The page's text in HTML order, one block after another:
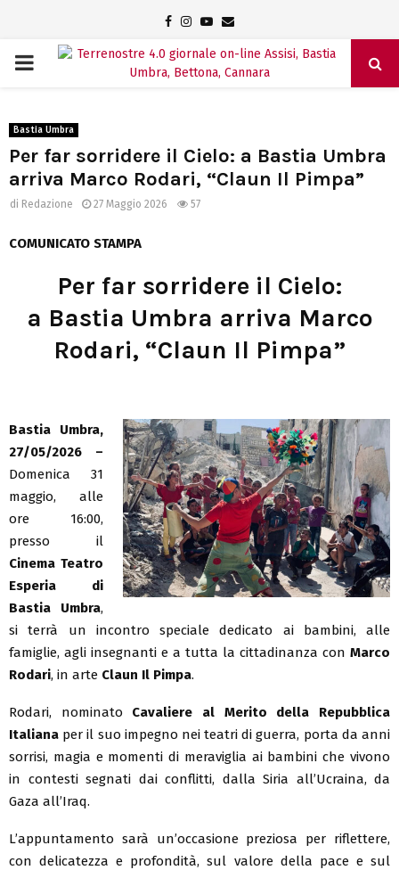
Facebook
Instagram
Youtube
Email
PRIMARY
Bastia Umbra
Per far sorridere il Cielo: a Bastia Umbra
arriva Marco Rodari, “Claun Il Pimpa”
di Redazione 27 Maggio 2026 57
COMUNICATO STAMPA
Per far sorridere il Cielo:
a Bastia Umbra arriva Marco
Rodari, “Claun Il Pimpa”
Bastia Umbra,
27/05/2026 –
Domenica 31
maggio, alle
ore 16:00,
presso il
Cinema Teatro
Esperia di
Bastia Umbra,
si terrà un incontro speciale dedicato ai bambini, alle
famiglie, agli insegnanti e a tutta la cittadinanza con Marco
Rodari, in arte Claun Il Pimpa.
Rodari, nominato Cavaliere al Merito della Repubblica
Italiana per il suo impegno nei teatri di guerra, porta da anni
sorrisi, magia e momenti di meraviglia ai bambini che vivono
in contesti segnati dai conflitti, dalla Siria all’Ucraina, da
Gaza all’Iraq.
L’appuntamento sarà un’occasione preziosa per riflettere,
con delicatezza e profondità, sul valore della pace e sul